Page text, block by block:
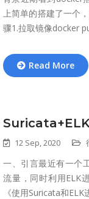
上简单的搭建了一个
骤1.拉取镜像docker
Read More
12 Sep, 2020
一、引言最近有一个
流量，同时利用ELK
《使用Suricata和